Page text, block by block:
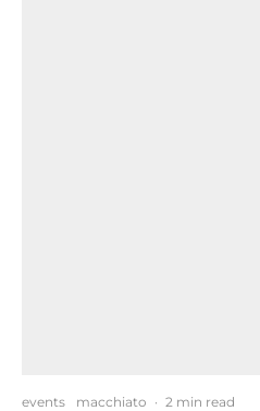
events macchiato · 2 min read